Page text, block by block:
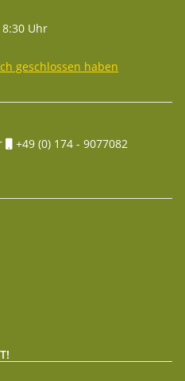
Uhr
geschlossen haben
+49 (0) 174 - 9077082